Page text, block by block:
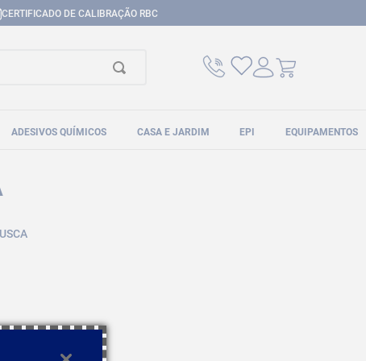
CERTIFICADO DE CALIBRAÇÃO RBC
ADESIVOS QUÍMICOS CASA E JARDIM EPI EQUIPAMENTOS